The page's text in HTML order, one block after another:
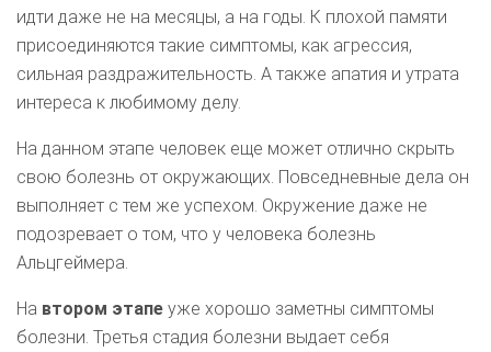
идти даже не на месяцы, а на годы. К плохой памяти
присоединяются такие симптомы, как агрессия,
сильная раздражительность. А также апатия и утрата
интереса к любимому делу.
На данном этапе человек еще может отлично скрыть
свою болезнь от окружающих. Повседневные дела он
выполняет с тем же успехом. Окружение даже не
подозревает о том, что у человека болезнь
Альцгеймера.
На втором этапе уже хорошо заметны симптомы
болезни. Третья стадия болезни выдает себя